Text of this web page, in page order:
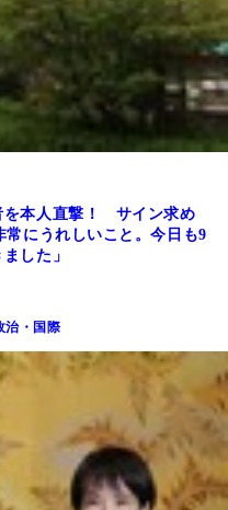
を本人直撃！ サイン求め
にうれしいこと。今日も9
した」
治・国際